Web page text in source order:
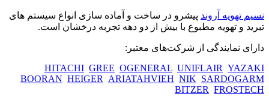
نسیم تهویه آروند پیشرو در ساخت و آماده سازی انواع سیستم های
تبرید و تهویه مطبوع با بیش از دو دهه تجربه درخشان است.
دارای نمایندگی از شرکت‌های معتبر:
HITACHI GREE OGENERAL UNIFLAIR YAZAKI
BOORAN HEIGER ARIATAHVIEH NIK SARDOGARM
BITZER FROSTECH